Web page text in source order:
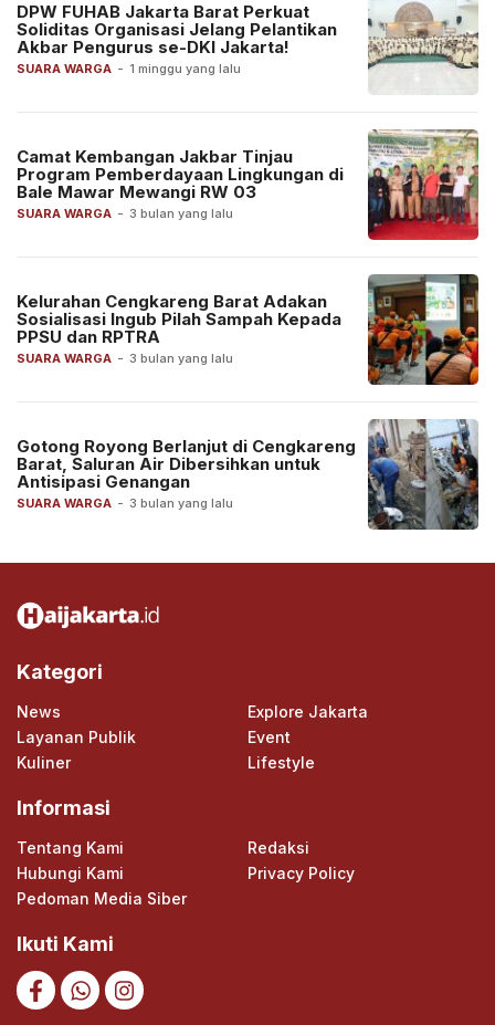
SUARA WARGA - 1 minggu yang lalu
DPW FUHAB Jakarta Barat Perkuat
Soliditas Organisasi Jelang Pelantikan
Akbar Pengurus se-DKI Jakarta!
SUARA WARGA - 3 bulan yang lalu
Camat Kembangan Jakbar Tinjau
Program Pemberdayaan Lingkungan di
Bale Mawar Mewangi RW 03
SUARA WARGA - 3 bulan yang lalu
Kelurahan Cengkareng Barat Adakan
Sosialisasi Ingub Pilah Sampah Kepada
PPSU dan RPTRA
SUARA WARGA - 3 bulan yang lalu
Gotong Royong Berlanjut di Cengkareng
Barat, Saluran Air Dibersihkan untuk
Antisipasi Genangan
Kategori
News
Explore Jakarta
Layanan Publik
Event
Kuliner
Lifestyle
Informasi
Tentang Kami
Redaksi
Hubungi Kami
Privacy Policy
Pedoman Media Siber
Ikuti Kami